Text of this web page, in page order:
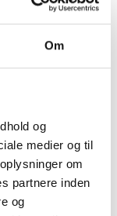
Om
og
medier og til
om
partnere inden
og